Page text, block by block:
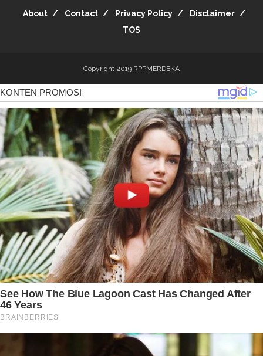
About Contact Privacy Policy
Disclaimer
TOS
Copyright 2019 RPPMERDEKA